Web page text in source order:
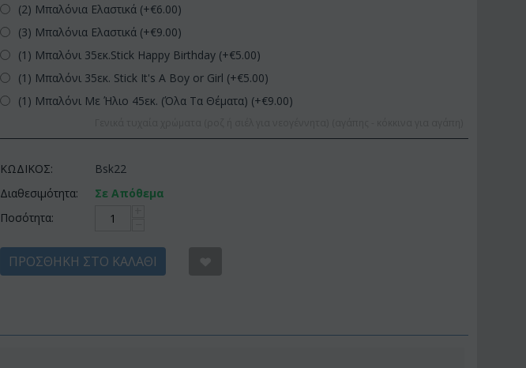
(2) Μπαλόνια Ελαστικά (+€6.00)
(3) Μπαλόνια Ελαστικά (+€9.00)
(1) Μπαλόνι 35εκ.Stick Happy Birthday (+€5.00)
(1) Μπαλόνι 35εκ. Stick It's A Boy or Girl (+€5.00)
(1) Μπαλόνι Με Ήλιο 45εκ. (Όλα Τα Θέματα) (+€9.00)
ΚΩΔΙΚΟΣ:
Bsk22
Διαθεσιμότητα:
Σε Απόθεμα
Ποσότητα:
ΠΡΟΣΘΉΚΗ ΣΤΟ ΚΑΛΆΘΙ